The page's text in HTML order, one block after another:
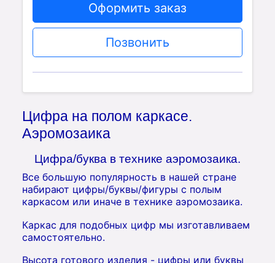
Оформить заказ
Позвонить
Цифра на полом каркасе.
Аэромозаика
Цифра/буква в технике аэромозаика.
Все большую популярность в нашей стране
набирают цифры/буквы/фигуры с полым
каркасом или иначе в технике аэромозаика.
Каркас для подобных цифр мы изготавливаем
самостоятельно.
Высота готового изделия - цифры или буквы